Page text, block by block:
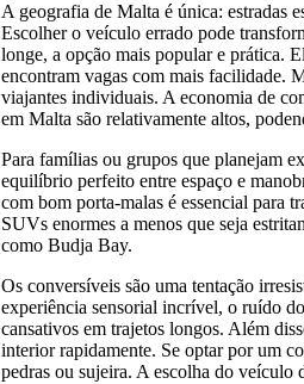
A geografia de Malta é única: estradas
Escolher o veículo errado pode
longe, a opção mais popular e prática.
encontram vagas com mais facilidade.
viajantes individuais. A economia de
em Malta são relativamente altos,
Para famílias ou grupos que planejam
equilíbrio perfeito entre espaço e
com bom porta-malas é essencial para
SUVs enormes a menos que seja
como Budja Bay.
Os conversíveis são uma tentação
experiência sensorial incrível, o ruído
cansativos em trajetos longos. Além
interior rapidamente. Se optar por um
pedras ou sujeira. A escolha do veículo